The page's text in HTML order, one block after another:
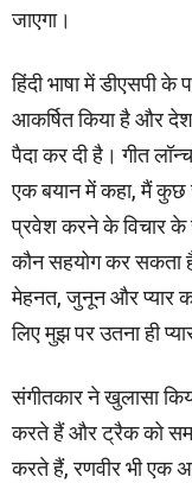
जाएगा।
हिंदी भाषा में डीएसपी
आकर्षित किया है और
पैदा कर दी है। गीत
एक बयान में कहा, मैं कुछ
प्रवेश करने के विचार
कौन सहयोग कर सकता
मेहनत, जुनून और प्यार
लिए मुझ पर उतना ही
संगीतकार ने खुलासा
करते हैं और ट्रैक को
करते हैं, रणवीर भी एक